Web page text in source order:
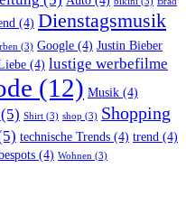
(4) Dienstagsmusik
(3) Google (4) Justin Bieber
(4) lustige werbefilme
(12) Musik (4)
(5) Shirt (3) shop (3) Shopping
technische Trends (4) trend (4)
(4) Wohnen (3)